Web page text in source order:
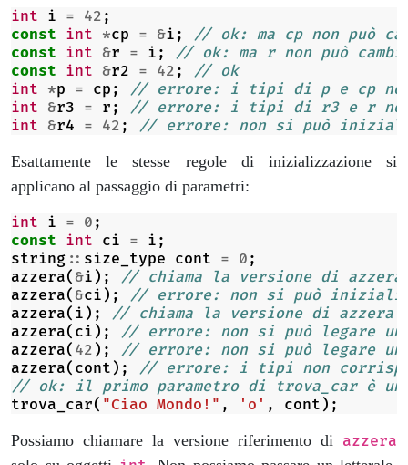
int i = 42 ;
const int *cp = &i ;
// ok: ma cp non può
const int &r = i ;
// ok: ma r non può
const int &r2 = 42 ;
// ok
int *p = cp ;
// errore: i tipi di p e cp non
int &r3 = r ;
// errore: i tipi di r3 e r non
int &r4 = 42 ;
// errore: non si può
Esattamente le stesse regole di inizializzazione si
applicano al passaggio di parametri:
int i = 0 ;
const int ci = i ;
string :: size_type cont = 0 ;
azzera(&i );
// chiama la versione di azzera
azzera(&ci );
// errore: non si può
azzera( i );
// chiama la versione di azzera
azzera( ci );
// errore: non si può legare
azzera( 42 );
// errore: non si può legare
azzera( cont );
// errore: i tipi non
// ok: il primo parametro di trova_car è
trova_car( "Ciao Mondo!" , 'o' , cont );
Possiamo chiamare la versione riferimento di azzera